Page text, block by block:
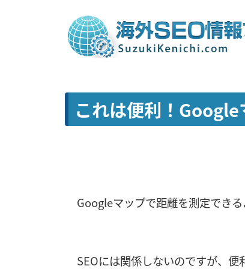
これは便利！
Googleマップで距離を測定できる
SEOには関係しないのですが、便